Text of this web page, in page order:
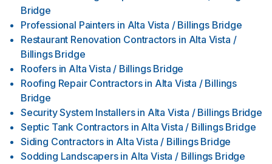
Bridge
Professional Painters in Alta Vista / Billings Bridge
Restaurant Renovation Contractors in Alta Vista /
Billings Bridge
Roofers in Alta Vista / Billings Bridge
Roofing Repair Contractors in Alta Vista / Billings
Bridge
Security System Installers in Alta Vista / Billings Bridge
Septic Tank Contractors in Alta Vista / Billings Bridge
Siding Contractors in Alta Vista / Billings Bridge
Sodding Landscapers in Alta Vista / Billings Bridge